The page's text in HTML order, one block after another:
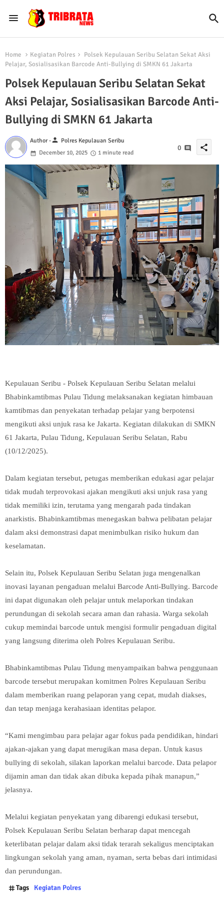
Home Kegiatan Polres
Polsek Kepulauan Seribu Selatan Sekat Aksi
Pelajar, Sosialisasikan Barcode Anti-Bullying di SMKN 61 Jakarta
Polsek Kepulauan Seribu Selatan Sekat
Aksi Pelajar, Sosialisasikan Barcode Anti-
Bullying di SMKN 61 Jakarta
Author -person Polres Kepulauan Seribu
December 10, 2025
1 minute read
0 share
Kepulauan Seribu - Polsek Kepulauan Seribu Selatan melalui
Bhabinkamtibmas Pulau Tidung melaksanakan kegiatan himbauan
kamtibmas dan penyekatan terhadap pelajar yang berpotensi
mengikuti aksi unjuk rasa ke Jakarta. Kegiatan dilakukan di SMKN
61 Jakarta, Pulau Tidung, Kepulauan Seribu Selatan, Rabu
(10/12/2025).
Dalam kegiatan tersebut, petugas memberikan edukasi agar pelajar
tidak mudah terprovokasi ajakan mengikuti aksi unjuk rasa yang
tidak memiliki izin, terutama yang mengarah pada tindakan
anarkistis. Bhabinkamtibmas menegaskan bahwa pelibatan pelajar
dalam aksi demonstrasi dapat menimbulkan risiko hukum dan
keselamatan.
Selain itu, Polsek Kepulauan Seribu Selatan juga mengenalkan
inovasi layanan pengaduan melalui Barcode Anti-Bullying. Barcode
ini dapat digunakan oleh pelajar untuk melaporkan tindakan
perundungan di sekolah secara aman dan rahasia. Warga sekolah
cukup memindai barcode untuk mengisi formulir pengaduan digital
yang langsung diterima oleh Polres Kepulauan Seribu.
Bhabinkamtibmas Pulau Tidung menyampaikan bahwa penggunaan
barcode tersebut merupakan komitmen Polres Kepulauan Seribu
dalam memberikan ruang pelaporan yang cepat, mudah diakses,
dan tetap menjaga kerahasiaan identitas pelapor.
“Kami mengimbau para pelajar agar fokus pada pendidikan, hindari
ajakan-ajakan yang dapat merugikan masa depan. Untuk kasus
bullying di sekolah, silakan laporkan melalui barcode. Data pelapor
dijamin aman dan tidak akan dibuka kepada pihak manapun,”
jelasnya.
Melalui kegiatan penyekatan yang dibarengi edukasi tersebut,
Polsek Kepulauan Seribu Selatan berharap dapat mencegah
keterlibatan pelajar dalam aksi tidak terarah sekaligus menciptakan
lingkungan sekolah yang aman, nyaman, serta bebas dari intimidasi
dan perundungan.
Tags Kegiatan Polres